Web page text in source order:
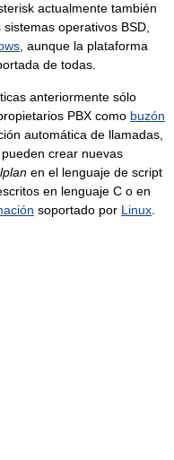
actualmente también
operativos BSD,
, aunque la plataforma
de todas.
anteriormente sólo
PBX como buzón
automática de llamadas,
crear nuevas
en el lenguaje de script
en lenguaje C o en
soportado por Linux